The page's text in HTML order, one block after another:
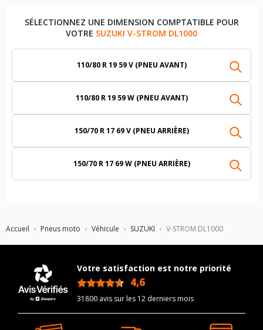
Accueil Pneus moto Véhicule SUZUKI V-STROM DL1000
SÉLECTIONNEZ UNE DIMENSION COMPTATIBLE POUR
VOTRE SUZUKI V-STROM DL1000
110/80 R 19 59 V (PNEU AVANT)
110/80 R 19 59 W (PNEU AVANT)
150/70 R 17 69 V (PNEU ARRIÈRE)
150/70 R 17 69 W (PNEU ARRIÈRE)
Votre satisfaction est notre priorité
4,6
31800 avis sur les 12 derniers mois